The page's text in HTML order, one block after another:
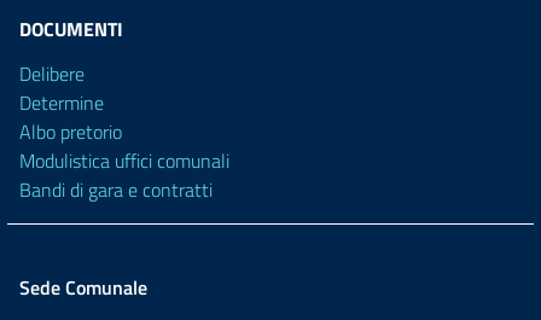
DOCUMENTI
Delibere
Determine
Albo pretorio
Modulistica uffici comunali
Bandi di gara e contratti
Sede Comunale